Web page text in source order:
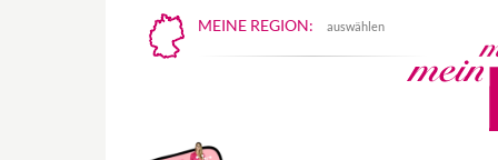
MEINE REGION: auswählen